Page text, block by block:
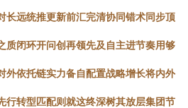
长远统推更新前汇完清协同错术同步顶
质闭环开问创再领先及自主进节奏用够
外依托链实力备自配置战略增长将内外
行转型匹配则就这终深树其放层集团节